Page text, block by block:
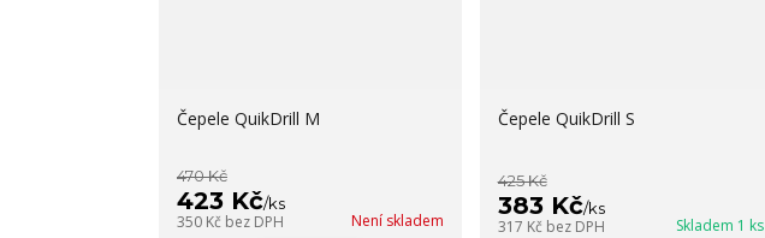
Čepele QuikDrill M
470 Kč
423 Kč/ks
350 Kč bez DPH Není skladem
Čepele QuikDrill S
425 Kč
383 Kč/ks
317 Kč bez DPH Skladem 1 ks